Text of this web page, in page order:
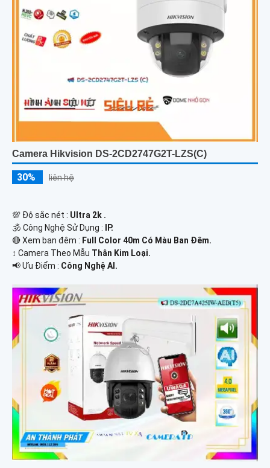
Camera Hikvision DS-2CD2747G2T-LZS(C)
30% liên hệ
💯 Độ sắc nét : Ultra 2k .
🕉️ Công Nghệ Sử Dụng : IP.
🔴 Xem ban đêm : Full Color 40m Có Màu Ban Đêm.
↕️ Camera Theo Mẫu Thân Kim Loại.
️📢 Ưu Điểm : Công Nghệ AI.